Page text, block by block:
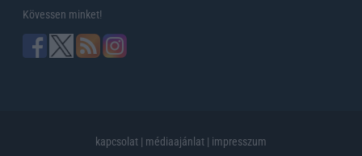
Kövessen minket!
kapcsolat | médiaajánlat | impresszum